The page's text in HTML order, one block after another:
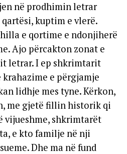
në prodhimin letrar
kuptim e vlerë.
e qortime e ndonjiherë
Ajo përcakton zonat e
letrar. I ep shkrimtarit
e përgjamje
lidhje mes tyne. Kërkon,
me gjetë fillin historik qi
vijueshme, shkrimtarët
e kto familje në nji
Dhe ma në fund